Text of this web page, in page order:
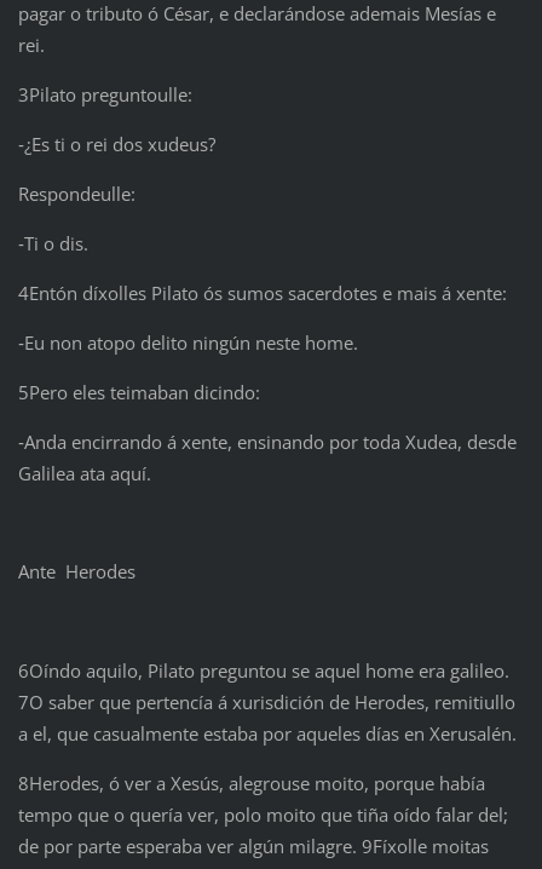
pagar o tributo ó César, e declarándose ademais Mesías e
rei.
3Pilato preguntoulle:
‑¿Es ti o rei dos xudeus?
Respondeulle:
‑Ti o dis.
4Entón díxolles Pilato ós sumos sacerdotes e mais á xente:
‑Eu non atopo delito ningún neste home.
5Pero eles teimaban dicindo:
‑Anda encirrando á xente, ensinando por toda Xudea, desde
Galilea ata aquí.
Ante Herodes
6Oíndo aquilo, Pilato preguntou se aquel home era galileo.
7O saber que pertencía á xurisdición de Herodes, remitiullo
a el, que casualmente estaba por aqueles días en Xerusalén.
8Herodes, ó ver a Xesús, alegrouse moito, porque había
tempo que o quería ver, polo moito que tiña oído falar del;
de por parte esperaba ver algún milagre. 9Fíxolle moitas